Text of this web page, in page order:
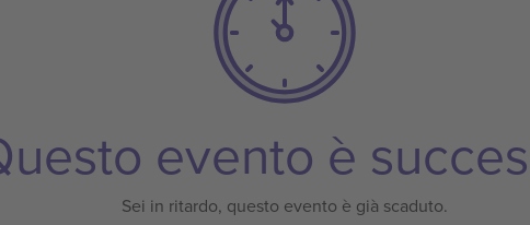
evento è
Sei in ritardo, questo evento è già scaduto.